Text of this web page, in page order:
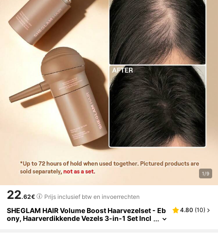
1/9
22.62€ Prijs inclusief btw en invoerrechten
SHEGLAM HAIR Volume Boost Haarvezelset - Eb
ony, Haarverdikkende Vezels 3-in-1 Set Incl
4.80 (10)